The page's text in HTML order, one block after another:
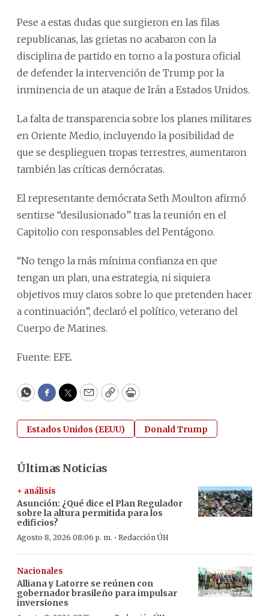
Pese a estas dudas que surgieron en las filas
republicanas, las grietas no acabaron con la
disciplina de partido en torno a la postura oficial
de defender la intervención de Trump por la
inminencia de un ataque de Irán a Estados Unidos.
La falta de transparencia sobre los planes militares
en Oriente Medio, incluyendo la posibilidad de
que se desplieguen tropas terrestres, aumentaron
también las críticas demócratas.
El representante demócrata Seth Moulton afirmó
sentirse “desilusionado” tras la reunión en el
Capitolio con responsables del Pentágono.
“No tengo la más mínima confianza en que
tengan un plan, una estrategia, ni siquiera
objetivos muy claros sobre lo que pretenden hacer
a continuación”, declaró el político, veterano del
Cuerpo de Marines.
Fuente: EFE.
WhatsApp
Facebook
Twitter
EmailCopyPrint
Estados Unidos (EEUU) Donald Trump
Últimas Noticias
+ análisis
Asunción: ¿Qué dice el Plan Regulador
sobre la altura permitida para los
edificios?
Agosto 8, 2026 08:06 p. m. · Redacción ÚH
Nacionales
Alliana y Latorre se reúnen con
gobernador brasileño para impulsar
inversiones